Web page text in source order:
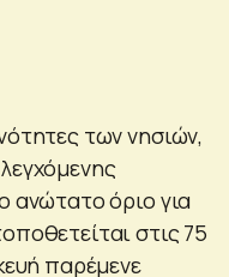
των νησιών,
ανώτατο όριο για
στις 75
παρέμενε